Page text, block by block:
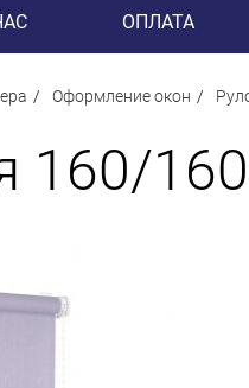
ОПЛАТА
Оформление окон
160/